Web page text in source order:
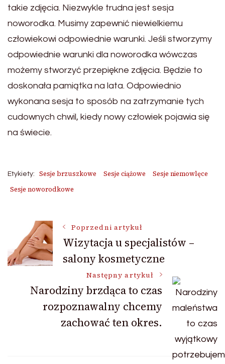
takie zdjęcia. Niezwykle trudna jest sesja
noworodka. Musimy zapewnić niewielkiemu
człowiekowi odpowiednie warunki. Jeśli stworzymy
odpowiednie warunki dla noworodka wówczas
możemy stworzyć przepiękne zdjęcia. Będzie to
doskonała pamiątka na lata. Odpowiednio
wykonana sesja to sposób na zatrzymanie tych
cudownych chwil, kiedy nowy człowiek pojawia się
na świecie.
Etykiety: Sesje brzuszkowe Sesje ciążowe
Sesje niemowlęce
Sesje noworodkowe
Nawigacja
wpisu
Poprzedni artykuł
Wizytacja u specjalistów –
salony kosmetyczne
Następny artykuł
Narodziny brzdąca to czas
rozpoznawalny chcemy
zachować ten okres.